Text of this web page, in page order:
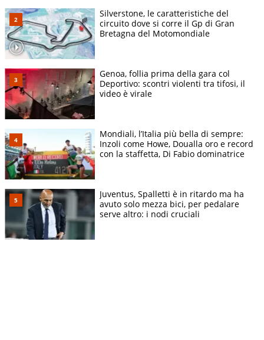
Silverstone, le caratteristiche del
circuito dove si corre il Gp di Gran
Bretagna del Motomondiale
Genoa, follia prima della gara col
Deportivo: scontri violenti tra tifosi, il
video è virale
Mondiali, l’Italia più bella di sempre:
Inzoli come Howe, Doualla oro e record
con la staffetta, Di Fabio dominatrice
Juventus, Spalletti è in ritardo ma ha
avuto solo mezza bici, per pedalare
serve altro: i nodi cruciali